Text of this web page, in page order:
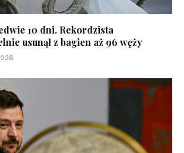
10 dni. Rekordzista
usunął z bagien aż 96 węży